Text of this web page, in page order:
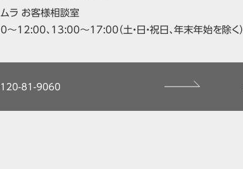
ラ お客様相談室
12:00、13:00～17:00（土・日・祝日、年末年始を除く）
0120-81-9060